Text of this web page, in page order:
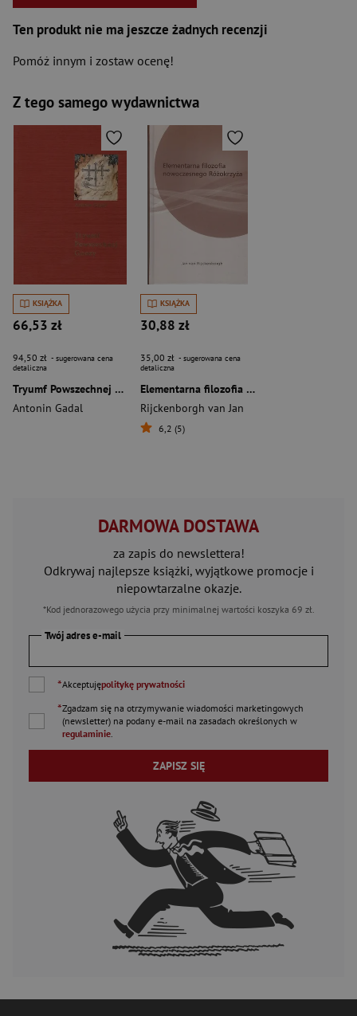
Ten produkt nie ma jeszcze żadnych recenzji
Pomóż innym i zostaw ocenę!
Z tego samego wydawnictwa
KSIĄŻKA
66,53 zł
94,50 zł - sugerowana cena
detaliczna
Tryumf Powszechnej Gnozy
Antonin Gadal
KSIĄŻKA
30,88 zł
35,00 zł - sugerowana cena
detaliczna
Elementarna filozofia nowoczesnego różokrzyża
Rijckenborgh van Jan
6,2 (5)
DARMOWA DOSTAWA
za zapis do newslettera!
Odkrywaj najlepsze książki, wyjątkowe promocje i
niepowtarzalne okazje.
*Kod jednorazowego użycia przy minimalnej wartości koszyka 69 zł.
Twój adres e-mail
*Akceptujępolitykę prywatności
*Zgadzam się na otrzymywanie wiadomości marketingowych
(newsletter) na podany e-mail na zasadach określonych w
regulaminie
ZAPISZ SIĘ